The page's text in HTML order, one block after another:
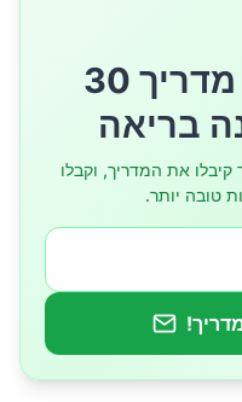
🎁 קבלו חינם: מדריך 30
בריאה
שכבר קיבלו את המדריך, וקבלו
טובה יותר.